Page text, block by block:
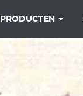
PRODUCTEN